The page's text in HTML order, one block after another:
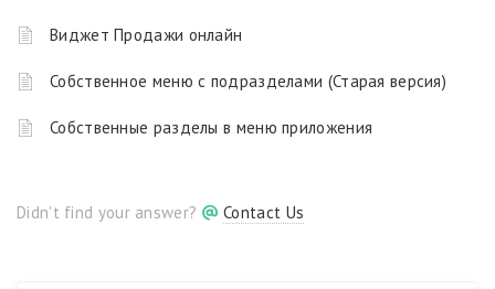
Виджет Продажи онлайн
Собственное меню с подразделами (Старая версия)
Собственные разделы в меню приложения
Didn't find your answer? Contact Us